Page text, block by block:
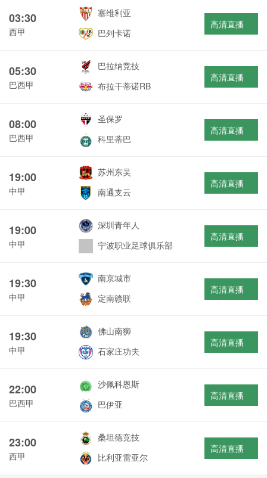
03:30
西甲
塞维利亚
巴列卡诺
高清直播
05:30
巴西甲
巴拉纳竞技
布拉干蒂诺RB
高清直播
08:00
巴西甲
圣保罗
科里蒂巴
高清直播
19:00
中甲
苏州东吴
南通支云
高清直播
19:00
中甲
深圳青年人
宁波职业足球俱乐部
高清直播
19:30
中甲
南京城市
定南赣联
高清直播
19:30
中甲
佛山南狮
石家庄功夫
高清直播
22:00
巴西甲
沙佩科恩斯
巴伊亚
高清直播
23:00
西甲
桑坦德竞技
比利亚雷亚尔
高清直播